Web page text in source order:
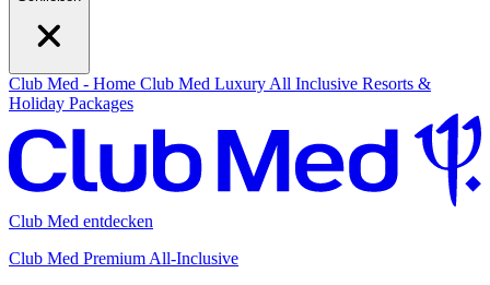
Club Med - Home Club Med Luxury All Inclusive Resorts &
Holiday Packages
Club Med entdecken
Club Med Premium All-Inclusive